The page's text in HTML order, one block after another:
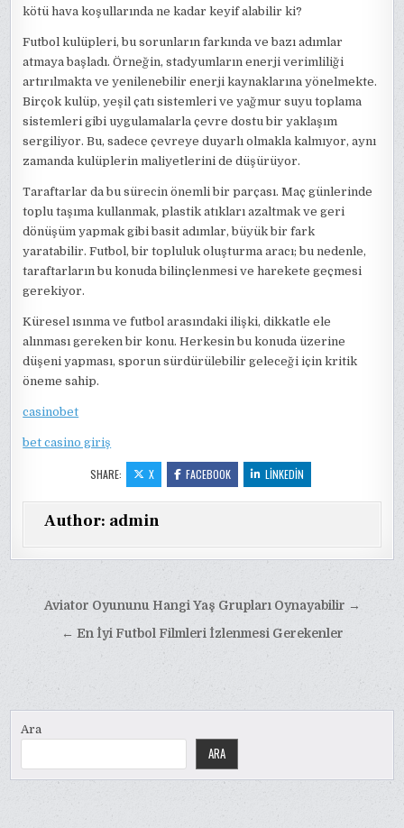
kötü hava koşullarında ne kadar keyif alabilir ki?
Futbol kulüpleri, bu sorunların farkında ve bazı adımlar
atmaya başladı. Örneğin, stadyumların enerji verimliliği
artırılmakta ve yenilenebilir enerji kaynaklarına yönelmekte.
Birçok kulüp, yeşil çatı sistemleri ve yağmur suyu toplama
sistemleri gibi uygulamalarla çevre dostu bir yaklaşım
sergiliyor. Bu, sadece çevreye duyarlı olmakla kalmıyor, aynı
zamanda kulüplerin maliyetlerini de düşürüyor.
Taraftarlar da bu sürecin önemli bir parçası. Maç günlerinde
toplu taşıma kullanmak, plastik atıkları azaltmak ve geri
dönüşüm yapmak gibi basit adımlar, büyük bir fark
yaratabilir. Futbol, bir topluluk oluşturma aracı; bu nedenle,
taraftarların bu konuda bilinçlenmesi ve harekete geçmesi
gerekiyor.
Küresel ısınma ve futbol arasındaki ilişki, dikkatle ele
alınması gereken bir konu. Herkesin bu konuda üzerine
düşeni yapması, sporun sürdürülebilir geleceği için kritik
öneme sahip.
casinobet
bet casino giriş
SHARE: X FACEBOOK LINKEDIN
Author: admin
Yazı
gezinmesi
Aviator Oyununu Hangi Yaş Grupları Oynayabilir →
← En İyi Futbol Filmleri İzlenmesi Gerekenler
Ara
ARA